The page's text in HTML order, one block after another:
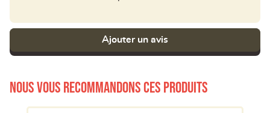
Ajouter un avis
Nous vous recommandons ces produits